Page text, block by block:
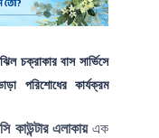
চক্রাকার বাস সার্ভিসে
পরিশোধের কার্যক্রম
কাউন্টার এলাকায়এক